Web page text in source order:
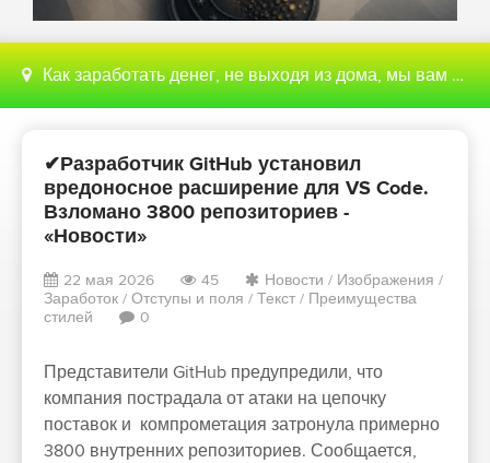
Как заработать денег, не выходя из дома, мы вам поможем с этим разобраться
✔Разработчик GitHub установил
вредоносное расширение для VS Code.
Взломано 3800 репозиториев -
«Новости»
22 мая 2026 45 Новости / Изображения /
Заработок / Отступы и поля / Текст / Преимущества
стилей
0
Представители GitHub предупредили, что
компания пострадала от атаки на цепочку
поставок и компрометация затронула примерно
3800 внутренних репозиториев. Сообщается,